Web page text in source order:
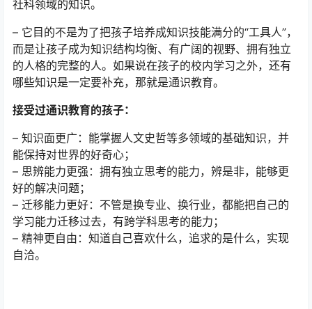
社科领域的知识。
– 它目的不是为了把孩子培养成知识技能满分的“工具人”，
而是让孩子成为知识结构均衡、有广阔的视野、拥有独立
的人格的完整的人。如果说在孩子的校内学习之外，还有
哪些知识是一定要补充，那就是通识教育。
接受过通识教育的孩子：
– 知识面更广：能掌握人文史哲等多领域的基础知识，并
能保持对世界的好奇心；
– 思辨能力更强：拥有独立思考的能力，辨是非，能够更
好的解决问题；
– 迁移能力更好：不管是换专业、换行业，都能把自己的
学习能力迁移过去，有跨学科思考的能力；
– 精神更自由：知道自己喜欢什么，追求的是什么，实现
自洽。